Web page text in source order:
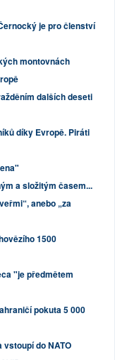
je pro členství
montovnách
dalších deseti
díky Evropě. Piráti
a složitým časem...
anebo „za
1500
"je předmětem
pokuta 5 000
vstoupí do NATO